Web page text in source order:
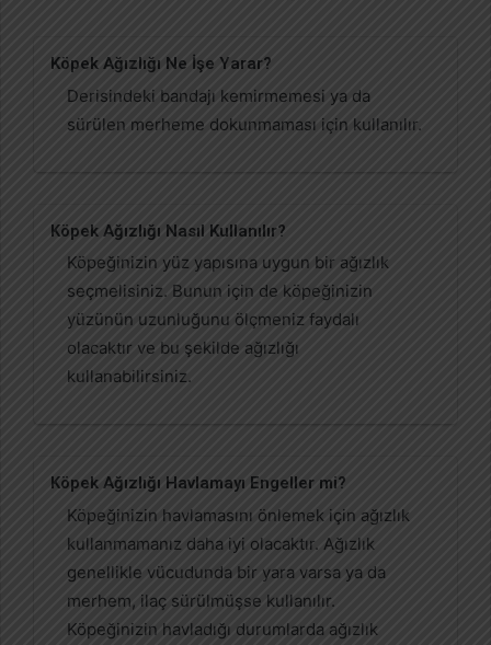
Köpek Ağızlığı Ne İşe Yarar?
Derisindeki bandajı kemirmemesi ya da
sürülen merheme dokunmaması için kullanılır.
Köpek Ağızlığı Nasıl Kullanılır?
Köpeğinizin yüz yapısına uygun bir ağızlık
seçmelisiniz. Bunun için de köpeğinizin
yüzünün uzunluğunu ölçmeniz faydalı
olacaktır ve bu şekilde ağızlığı
kullanabilirsiniz.
Köpek Ağızlığı Havlamayı Engeller mi?
Köpeğinizin havlamasını önlemek için ağızlık
kullanmamanız daha iyi olacaktır. Ağızlık
genellikle vücudunda bir yara varsa ya da
merhem, ilaç sürülmüşse kullanılır.
Köpeğinizin havladığı durumlarda ağızlık